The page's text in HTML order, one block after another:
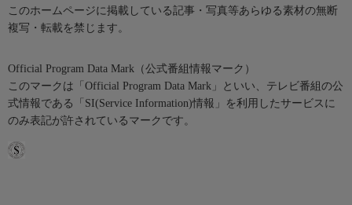
このホームページに掲載している記事・写真等あらゆる素材の無断
複写・転載を禁じます。
Official Program Data Mark（公式番組情報マーク）
このマークは「Official Program Data Mark」といい、テレビ番組の公
式情報である「SI(Service Information)情報」を利用したサービスに
のみ表記が許されているマークです。